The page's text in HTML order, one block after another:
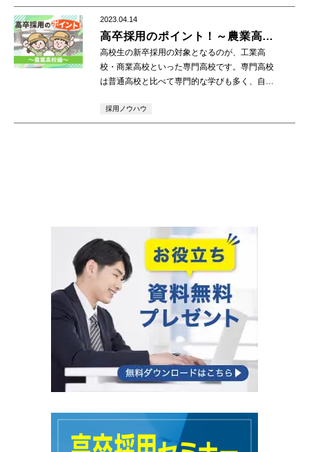
回は、 […]
2023.04.14
高卒採用のポイント！～農業高校
編～
高校生の新卒採用の対象となるのが、工業高
校・商業高校といった専門高校です。専門高校
は普通高校と比べて専門的な学びも多く、自社
きないと感じていませんか。専門高校の学生さ
んは知識や経 […]
採用ノウハウ